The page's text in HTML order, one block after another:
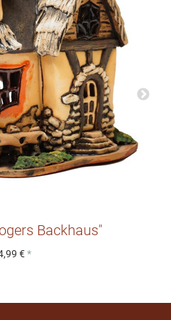
Backhaus"
€ *